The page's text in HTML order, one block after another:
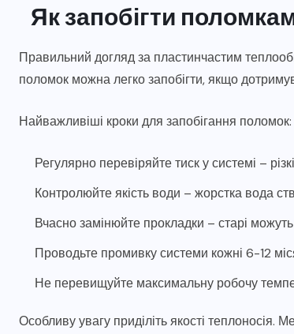
Як запобігти
Правильний догляд за пластинчастим
поломок можна легко запобігти, якщо
Найважливіші кроки для запобігання поломок:
Регулярно перевіряйте тиск у системі –
Контролюйте якість води – жорстка вода
Вчасно замінюйте прокладки – старі
Проводьте промивку системи кожні 6-12
Не перевищуйте максимальну робочу
Особливу увагу приділіть якості теплоносія.